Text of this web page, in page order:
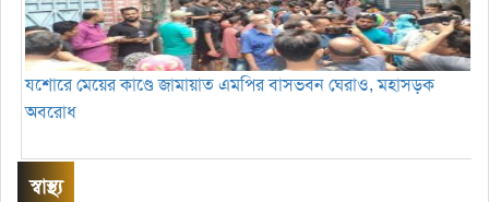
যশোরে মেয়ের কাণ্ডে জামায়াত এমপির বাসভবন ঘেরাও, মহাসড়ক
অবরোধ
স্বাস্থ্য